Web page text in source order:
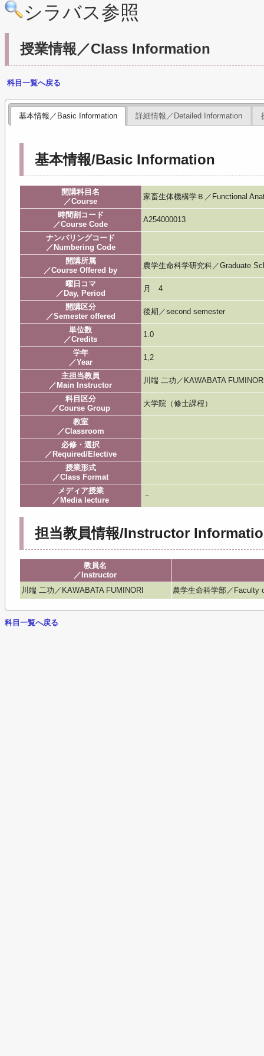
シラバス参照
授業情報／Class Information
科目一覧へ戻る
基本情報／Basic Information 詳細情報／Detailed Information
基本情報/Basic Information
開講科目名
／Course
家畜生体機構学Ｂ／Functional
時間割コード
／Course Code
A254000013
ナンバリングコード
／Numbering Code
開講所属
／Course Offered by
農学生命科学研究科／Graduate
曜日コマ
／Day, Period
月 4
開講区分
／Semester offered
後期／second semester
単位数
／Credits
1.0
学年
／Year
1,2
主担当教員
／Main Instructor
川端 二功／KAWABATA
科目区分
／Course Group
大学院（修士課程）
教室
／Classroom
必修・選択
／Required/Elective
授業形式
／Class Format
メディア授業
／Media lecture
－
担当教員情報/Instructor
教員名
／Instructor
川端 二功／KAWABATA FUMINORI
農学生命科学部／Faculty
科目一覧へ戻る